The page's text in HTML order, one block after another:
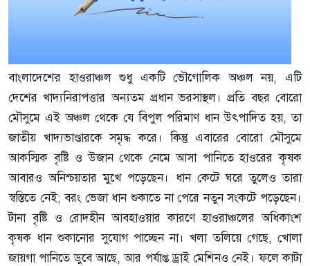
বাংলাদেশের হাওরাঞ্চল শুধু একটি ভৌগোলিক অঞ্চল নয়, এটি
দেশের খাদ্যনিরাপত্তার অন্যতম প্রধান ভরসাস্থল। প্রতি বছর বোরো
মৌসুমে এই অঞ্চল থেকে যে বিপুল পরিমাণ ধান উৎপাদিত হয়, তা
জাতীয় খাদ্যভাণ্ডারকে সমৃদ্ধ করে। কিন্তু এবারের বোরো মৌসুমে
আকস্মিক বৃষ্টি ও উজান থেকে নেমে আসা পানিতে হাওরের কৃষক
আবারও অনিশ্চয়তার মুখে পড়েছেন। ধান কেটে ঘরে তুলেও তারা
স্বস্তিতে নেই; বরং ভেজা ধান শুকাতে না পেরে নতুন সংকটে পড়েছেন।
টানা বৃষ্টি ও রোদহীন আবহাওয়ার কারণে হাওরাঞ্চলের অধিকাংশ
কৃষক ধান শুকানোর সুযোগ পাচ্ছেন না। খলা তলিয়ে গেছে, খোলা
জায়গা পানিতে ডুবে আছে, আর পর্যাপ্ত ড্রাই মেশিনও নেই। ফলে কাটা